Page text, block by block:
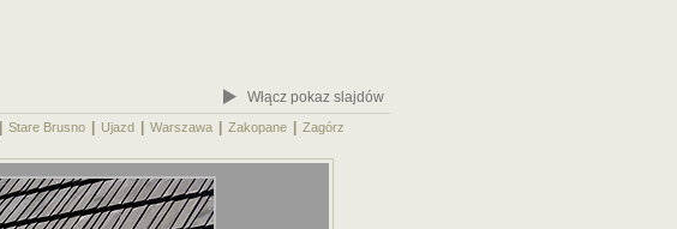
Włącz pokaz slajdów
Stare Brusno Ujazd Warszawa Zakopane Zagórz